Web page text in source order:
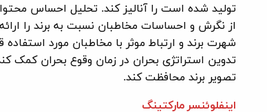
تولید شده است را آنالیز کند. تحلیل احساس
از نگرش و احساسات مخاطبان نسبت به برند را
شهرت برند و ارتباط موثر با مخاطبان مورد
تدوین استراتژی بحران در زمان وقوع بحران کمک
تصویر برند محافظت کند.
اینفلوئنسر مارکتینگ